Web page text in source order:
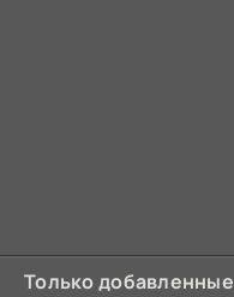
Только добавленные